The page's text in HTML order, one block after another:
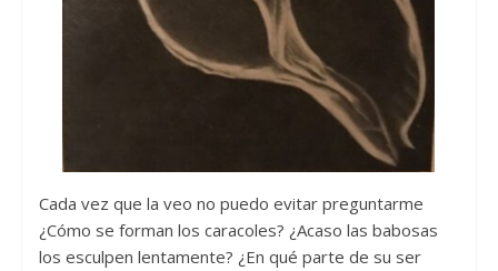
Cada vez que la veo no puedo evitar preguntarme
¿Cómo se forman los caracoles? ¿Acaso las babosas
los esculpen lentamente? ¿En qué parte de su ser